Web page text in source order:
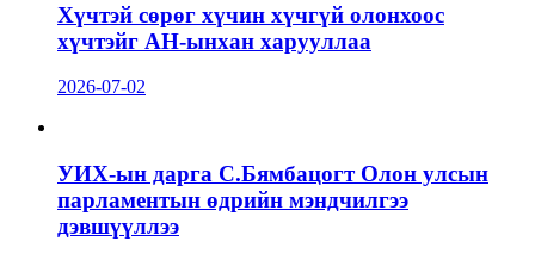
Хүчтэй сөрөг хүчин хүчгүй олонхоос
хүчтэйг АН-ынхан харууллаа
2026-07-02
УИХ-ын дарга С.Бямбацогт Олон улсын
парламентын өдрийн мэндчилгээ
дэвшүүллээ